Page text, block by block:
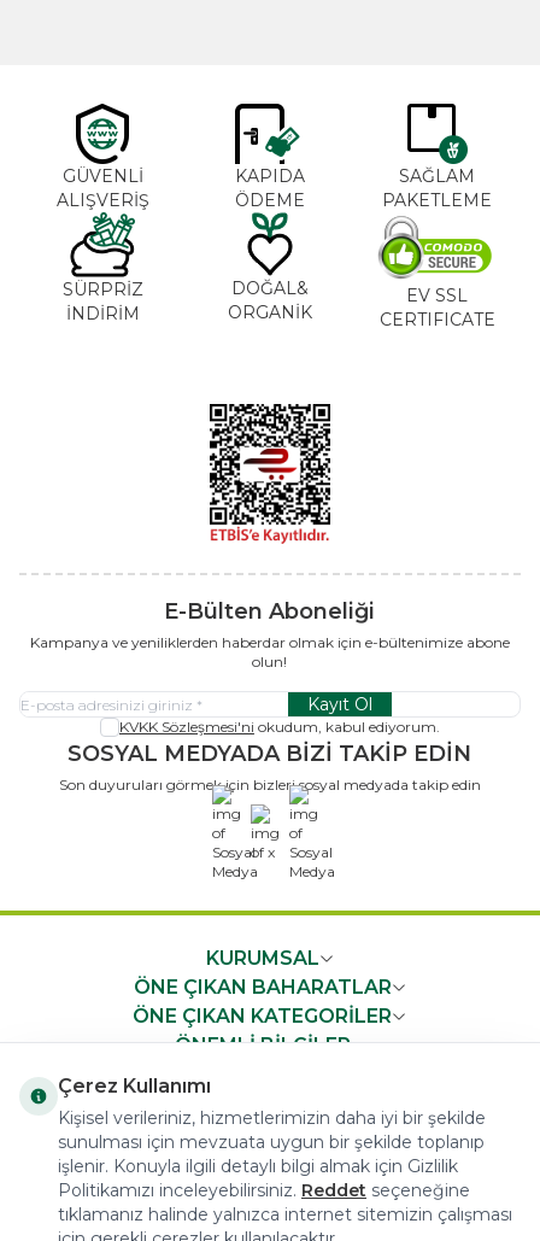
GÜVENLİ
ALIŞVERİŞ
KAPIDA
ÖDEME
SAĞLAM
PAKETLEME
SÜRPRİZ
İNDİRİM
DOĞAL&
ORGANİK
EV SSL
CERTIFICATE
E-Bülten Aboneliği
Kampanya ve yeniliklerden haberdar olmak için e-bültenimize abone
olun!
Kayıt Ol
KVKK Sözleşmesi'ni okudum, kabul ediyorum.
SOSYAL MEDYADA BİZİ TAKİP EDİN
Son duyuruları görmek için bizleri sosyal medyada takip edin
x
KURUMSAL
ÖNE ÇIKAN BAHARATLAR
ÖNE ÇIKAN KATEGORİLER
ÖNEMLİ BİLGİLER
COPYRIGHT © 2023 arifoglu.com ALL RIGHTS RESERVED
Çerez Kullanımı
Kişisel verileriniz, hizmetlerimizin daha iyi bir şekilde
sunulması için mevzuata uygun bir şekilde toplanıp
işlenir. Konuyla ilgili detaylı bilgi almak için Gizlilik
Politikamızı inceleyebilirsiniz. Reddet seçeneğine
tıklamanız halinde yalnızca internet sitemizin çalışması